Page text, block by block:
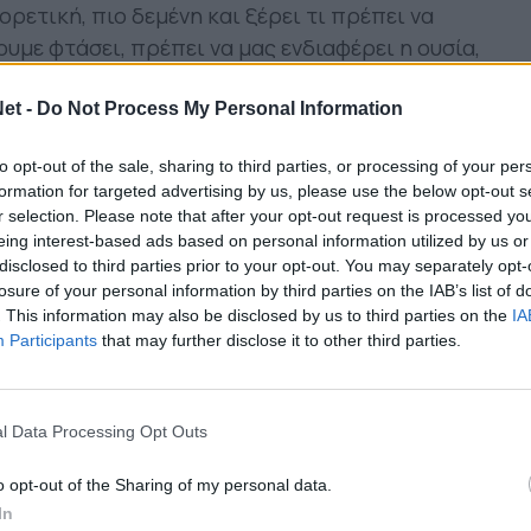
- Do Not Process My Personal Information
opt-out of the sale, sharing to third parties, or processing of your
for targeted advertising by us, please use the below opt-out
selection. Please note that after your opt-out request is processed
interest-based ads based on personal information utilized by us
to third parties prior to your opt-out. You may separately
of your personal information by third parties on the IAB’s list of
This information may also be disclosed by us to third parties on the
Participants that may further disclose it to other third parties.
Data Processing Opt Outs
opt-out of the Sharing of my personal data.
πιο δεμένη και ξέρει τι πρέπει να
φτάσει, πρέπει να μας ενδιαφέρει η ουσία,
όμορφα. Λέω και στα παιδιά ότι δε μας
το ποδόσφαιρο, πρέπει να μαζεύουμε
έχουμε καταφέρει να κερδίσουμε εκτός
σε σχέση με πέρσι. Το έχω πει ότι ομάδα
Το καλό είναι ότι έρχονται τα πλέι άουτ που
μας, οπότε θα είναι πολύ σημαντικό να
τον Τσάβες. Μπήκε ως αλλαγή στη θέση του
στον τέλος το αποτέλεσμα.
τα παρατάει, κάτι το οποίο θεωρώ πολύ
τα Γιάννενα στο Βόλο. Προβλέπω ότι
τέλους. Τα αγαπάω τα Γιάννενα, Από κει